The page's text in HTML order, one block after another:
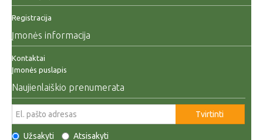
Registracija
Įmonės informacija
Kontaktai
Įmonės puslapis
Naujienlaiškio prenumerata
Tvirtinti
Užsakyti Atsisakyti